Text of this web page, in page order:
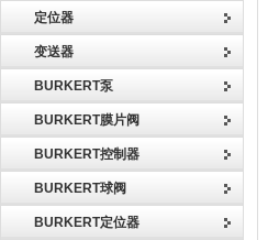
定位器
变送器
BURKERT泵
BURKERT膜片阀
BURKERT控制器
BURKERT球阀
BURKERT定位器